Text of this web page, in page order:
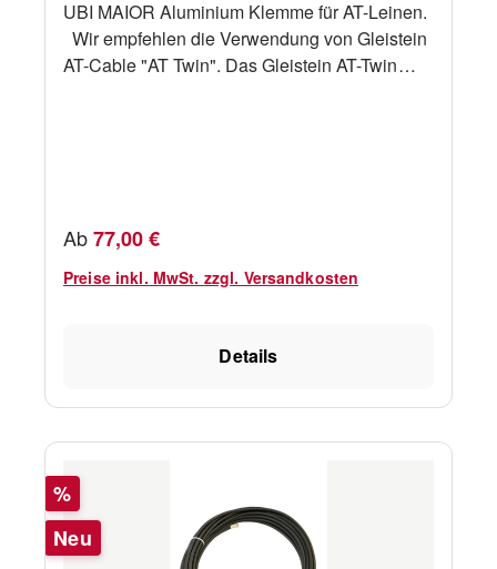
Max.aufr. Moment bei 30° für COde 0 Segel:
200 kNm Max. Arbeitslast: 44 kN
UBI MAIOR Aluminium Klemme für AT-Leinen.
Wir empfehlen die Verwendung von Gleistein
AT-Cable "AT Twin". Das Gleistein AT-Twin
Regulärer Preis:
Ab77,00 €
Preise inkl. MwSt. zzgl. Versandkosten
Details
Rabatt
%
Neu